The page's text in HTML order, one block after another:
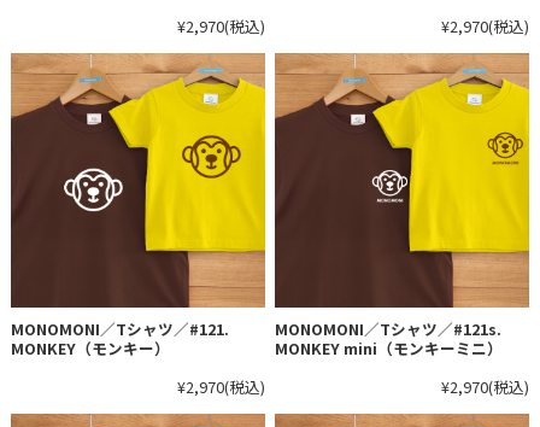
¥2,970(税込)
¥2,970(税込)
MONOMONI／Tシャツ／#121.
MONKEY（モンキー）
¥2,970(税込)
MONOMONI／Tシャツ／#121s.
MONKEY mini（モンキーミニ）
¥2,970(税込)